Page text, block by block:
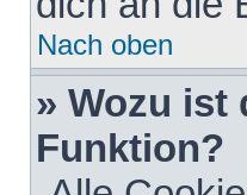
Nach oben
» Wozu ist
Funktion?